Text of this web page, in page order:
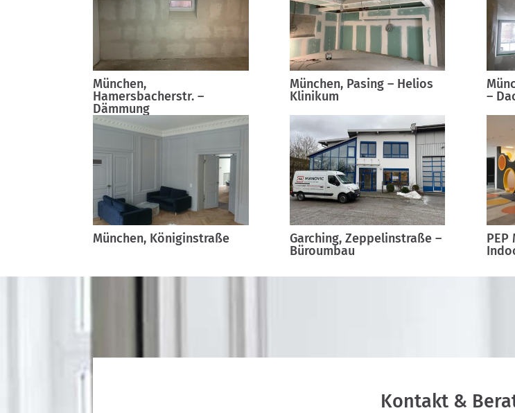
München,
Hamersbacherstr. –
Dämmung
München, Pasing – Helios
Klinikum
–
München, Königinstraße
Garching, Zeppelinstraße –
Büroumbau
PEP
Kontakt &